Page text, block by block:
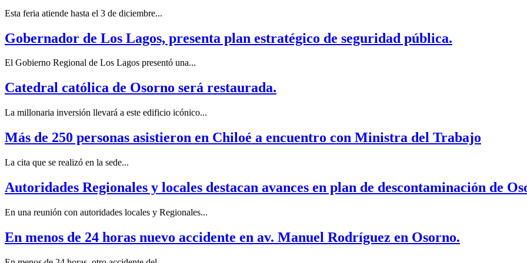
Esta feria atiende hasta el 3 de diciembre...
Gobernador de Los Lagos, presenta plan estratégico de seguridad pública.
El Gobierno Regional de Los Lagos presentó una...
Catedral católica de Osorno será restaurada.
La millonaria inversión llevará a este edificio icónico...
Más de 250 personas asistieron en Chiloé a encuentro con Ministra del Trabajo
La cita que se realizó en la sede...
Autoridades Regionales y locales destacan avances en plan de descontaminación de
En una reunión con autoridades locales y Regionales...
En menos de 24 horas nuevo accidente en av. Manuel Rodríguez en Osorno.